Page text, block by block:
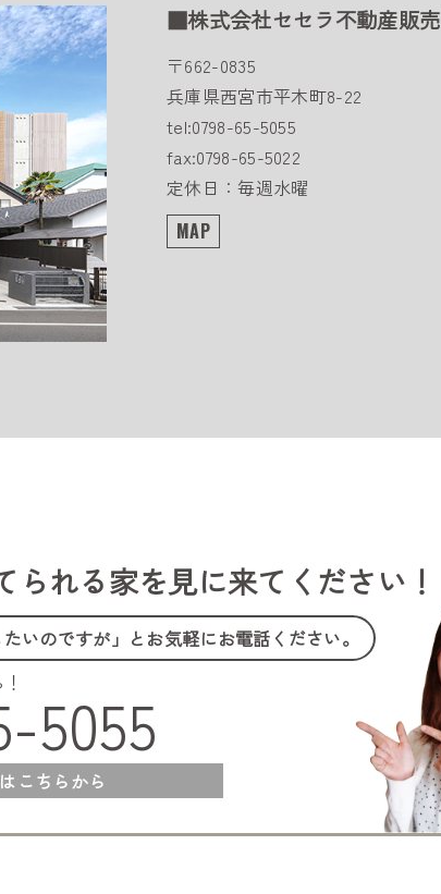
■株式会社セセラ不動産販売
〒662-0835
兵庫県西宮市平木町8-22
tel:0798-65-5055
fax:0798-65-5022
定休日：毎週水曜
MAP
られる家を見に来てください！
いのですが」 とお気軽にお電話ください。
5055
こちらから